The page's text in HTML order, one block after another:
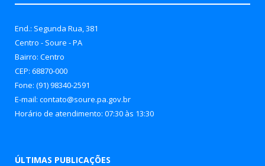
End.: Segunda Rua, 381
Centro - Soure - PA
Bairro: Centro
CEP: 68870-000
Fone: (91) 98340-2591
E-mail: contato@soure.pa.gov.br
Horário de atendimento: 07:30 às 13:30
ÚLTIMAS PUBLICAÇÕES